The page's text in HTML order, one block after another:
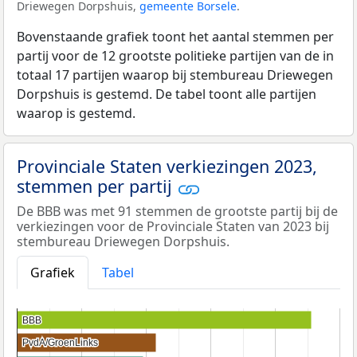
Driewegen Dorpshuis, gemeente Borsele.
Bovenstaande grafiek toont het aantal stemmen per
partij voor de 12 grootste politieke partijen van de in
totaal 17 partijen waarop bij stembureau Driewegen
Dorpshuis is gestemd. De tabel toont alle partijen
waarop is gestemd.
Provinciale Staten verkiezingen 2023,
stemmen per partij
De BBB was met 91 stemmen de grootste partij bij de
verkiezingen voor de Provinciale Staten van 2023 bij
stembureau Driewegen Dorpshuis.
Grafiek
Tabel
BBB
BBB
PvdA/GroenLinks
PvdA/GroenLinks